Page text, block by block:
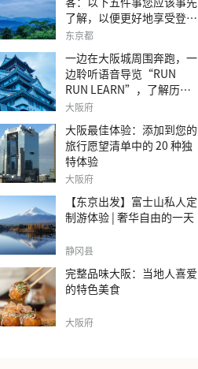
了解，以便更好地享受登山
之旅。
东京都
一边在大阪城周围奔跑，一
边聆听语音导览“RUN
RUN LEARN”，了解历
史。
大阪府
大阪最佳体验：添加到您的
旅行愿望清单中的 20 种独
特体验
大阪府
【东京出发】富士山私人定
制游体验 | 奢华自由的一天
静冈县
完整品味大阪：当地人喜爱
的特色美食
大阪府